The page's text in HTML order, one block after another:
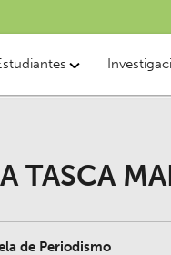
TASCA
de Periodismo